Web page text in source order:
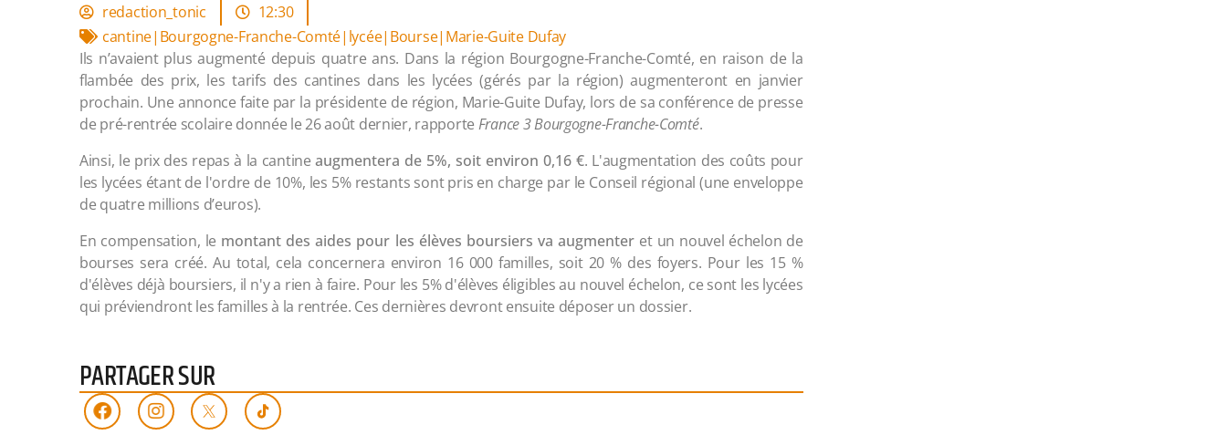
redaction_tonic
12:30
cantine|Bourgogne-Franche-Comté|lycée|Bourse|Marie-Guite Dufay
Ils n’avaient plus augmenté depuis quatre ans. Dans la région Bourgogne-Franche-Comté, en raison de la
flambée des prix, les tarifs des cantines dans les lycées (gérés par la région) augmenteront en janvier
prochain. Une annonce faite par la présidente de région, Marie-Guite Dufay, lors de sa conférence de presse
de pré-rentrée scolaire donnée le 26 août dernier, rapporte France 3 Bourgogne-Franche-Comté.
Ainsi, le prix des repas à la cantineaugmentera de 5%, soit environ 0,16 €. L'augmentation des coûts pour
les lycées étant de l'ordre de 10%, les 5% restants sont pris en charge par le Conseil régional (une enveloppe
de quatre millions d’euros).
En compensation, le montant des aides pour les élèves boursiers va augmenter et un nouvel échelon de
bourses sera créé. Au total, cela concernera environ 16 000 familles, soit 20 % des foyers. Pour les 15 %
d'élèves déjà boursiers, il n'y a rien à faire. Pour les 5% d'élèves éligibles au nouvel échelon, ce sont les lycées
qui préviendront les familles à la rentrée. Ces dernières devront ensuite déposer un dossier.
PARTAGER SUR